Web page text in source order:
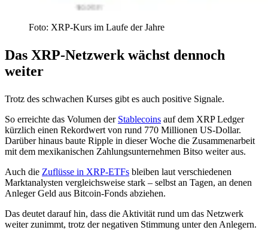
Foto: XRP-Kurs im Laufe der Jahre
Das XRP-Netzwerk wächst dennoch
weiter
Trotz des schwachen Kurses gibt es auch positive Signale.
So erreichte das Volumen der Stablecoins auf dem XRP Ledger
kürzlich einen Rekordwert von rund 770 Millionen US-Dollar.
Darüber hinaus baute Ripple in dieser Woche die Zusammenarbeit
mit dem mexikanischen Zahlungsunternehmen Bitso weiter aus.
Auch die Zuflüsse in XRP-ETFs bleiben laut verschiedenen
Marktanalysten vergleichsweise stark – selbst an Tagen, an denen
Anleger Geld aus Bitcoin-Fonds abziehen.
Das deutet darauf hin, dass die Aktivität rund um das Netzwerk
weiter zunimmt, trotz der negativen Stimmung unter den Anlegern.